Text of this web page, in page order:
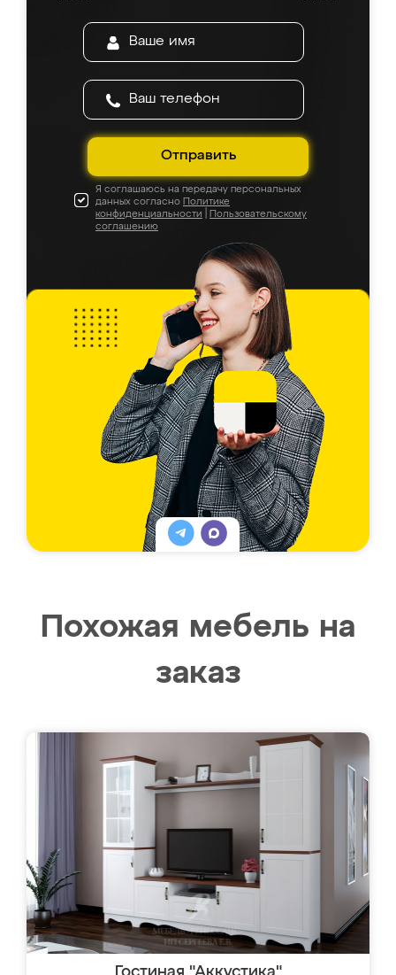
Отправить
Я соглашаюсь на передачу персональных
данных согласно Политике
конфиденциальности
Пользовательскому
соглашению
Похожая мебель на
заказ